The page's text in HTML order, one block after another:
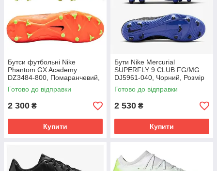
Бутси футбольні Nike
Phantom GX Academy
DZ3484-800, Помаранчевий,
Розмір (EU) - 39
Готово до відправки
2 300 ₴
Купити
Бути Nike Mercurial
SUPERFLY 9 CLUB FG/MG
DJ5961-040, Чорний, Розмір
(EU) - 42
Готово до відправки
2 530 ₴
Купити